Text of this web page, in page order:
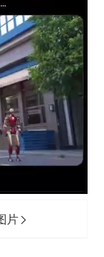
片